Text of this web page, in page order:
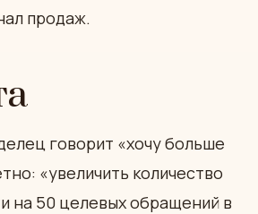
продаж.
говорит «хочу больше
«увеличить количество
на 50 целевых обращений в